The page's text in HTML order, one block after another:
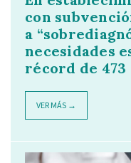
con
a
necesidades
récord de 473
VER MÁS →